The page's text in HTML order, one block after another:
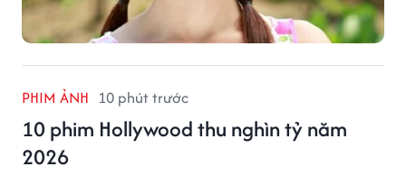
PHIM ẢNH 10 phút trước
10 phim Hollywood thu nghìn tỷ năm
2026